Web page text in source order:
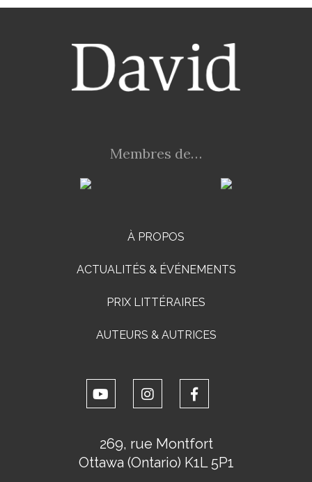
Membres de…
À PROPOS
ACTUALITÉS & ÉVÉNEMENTS
PRIX LITTÉRAIRES
AUTEURS & AUTRICES
269, rue Montfort
Ottawa (Ontario) K1L 5P1